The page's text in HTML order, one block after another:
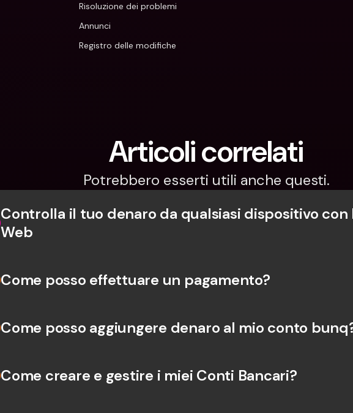
Risoluzione dei problemi
Annunci
Registro delle modifiche
Articoli correlati
Potrebbero esserti utili anche questi.
Controlla il tuo denaro da qualsiasi dispositivo con
Web
Come posso effettuare un pagamento?
Come posso aggiungere denaro al mio conto
Come creare e gestire i miei Conti Bancari?